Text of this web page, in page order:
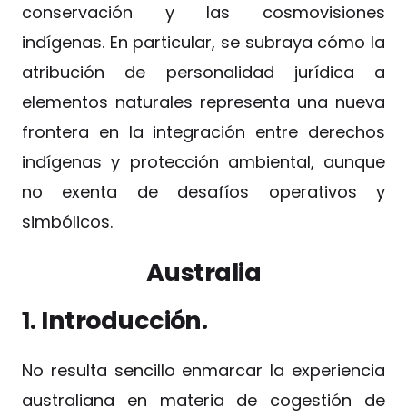
conservación y las cosmovisiones
indígenas. En particular, se subraya cómo la
atribución de personalidad jurídica a
elementos naturales representa una nueva
frontera en la integración entre derechos
indígenas y protección ambiental, aunque
no exenta de desafíos operativos y
simbólicos.
Australia
1. Introducción.
No resulta sencillo enmarcar la experiencia
australiana en materia de cogestión de